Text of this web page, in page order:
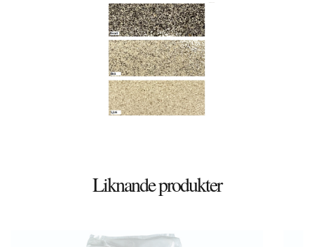
Liknande produkter
Döshultsvägen 658